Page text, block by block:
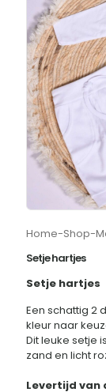
Home-Shop-
Setje hartjes
Setje hartjes
Een schattig 2
kleur naar
Dit leuke setje
zand en licht
Levertijd van